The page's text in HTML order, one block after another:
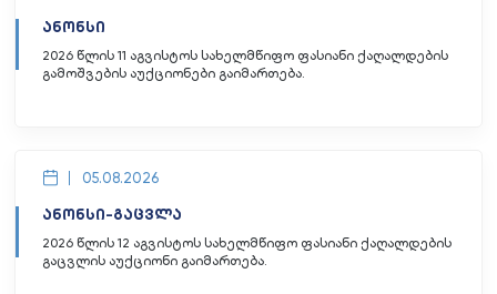
ანონსი
2026 წლის 11 აგვისტოს სახელმწიფო ფასიანი ქაღალდების
გამოშვების აუქციონები გაიმართება.
05.08.2026
ანონსი-გაცვლა
2026 წლის 12 აგვისტოს სახელმწიფო ფასიანი ქაღალდების
გაცვლის აუქციონი გაიმართება.